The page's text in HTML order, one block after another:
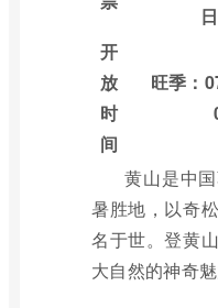
开
放
时
间
旺季：
黄山是中
暑胜地，以奇
名于世。登黄
大自然的神奇魅